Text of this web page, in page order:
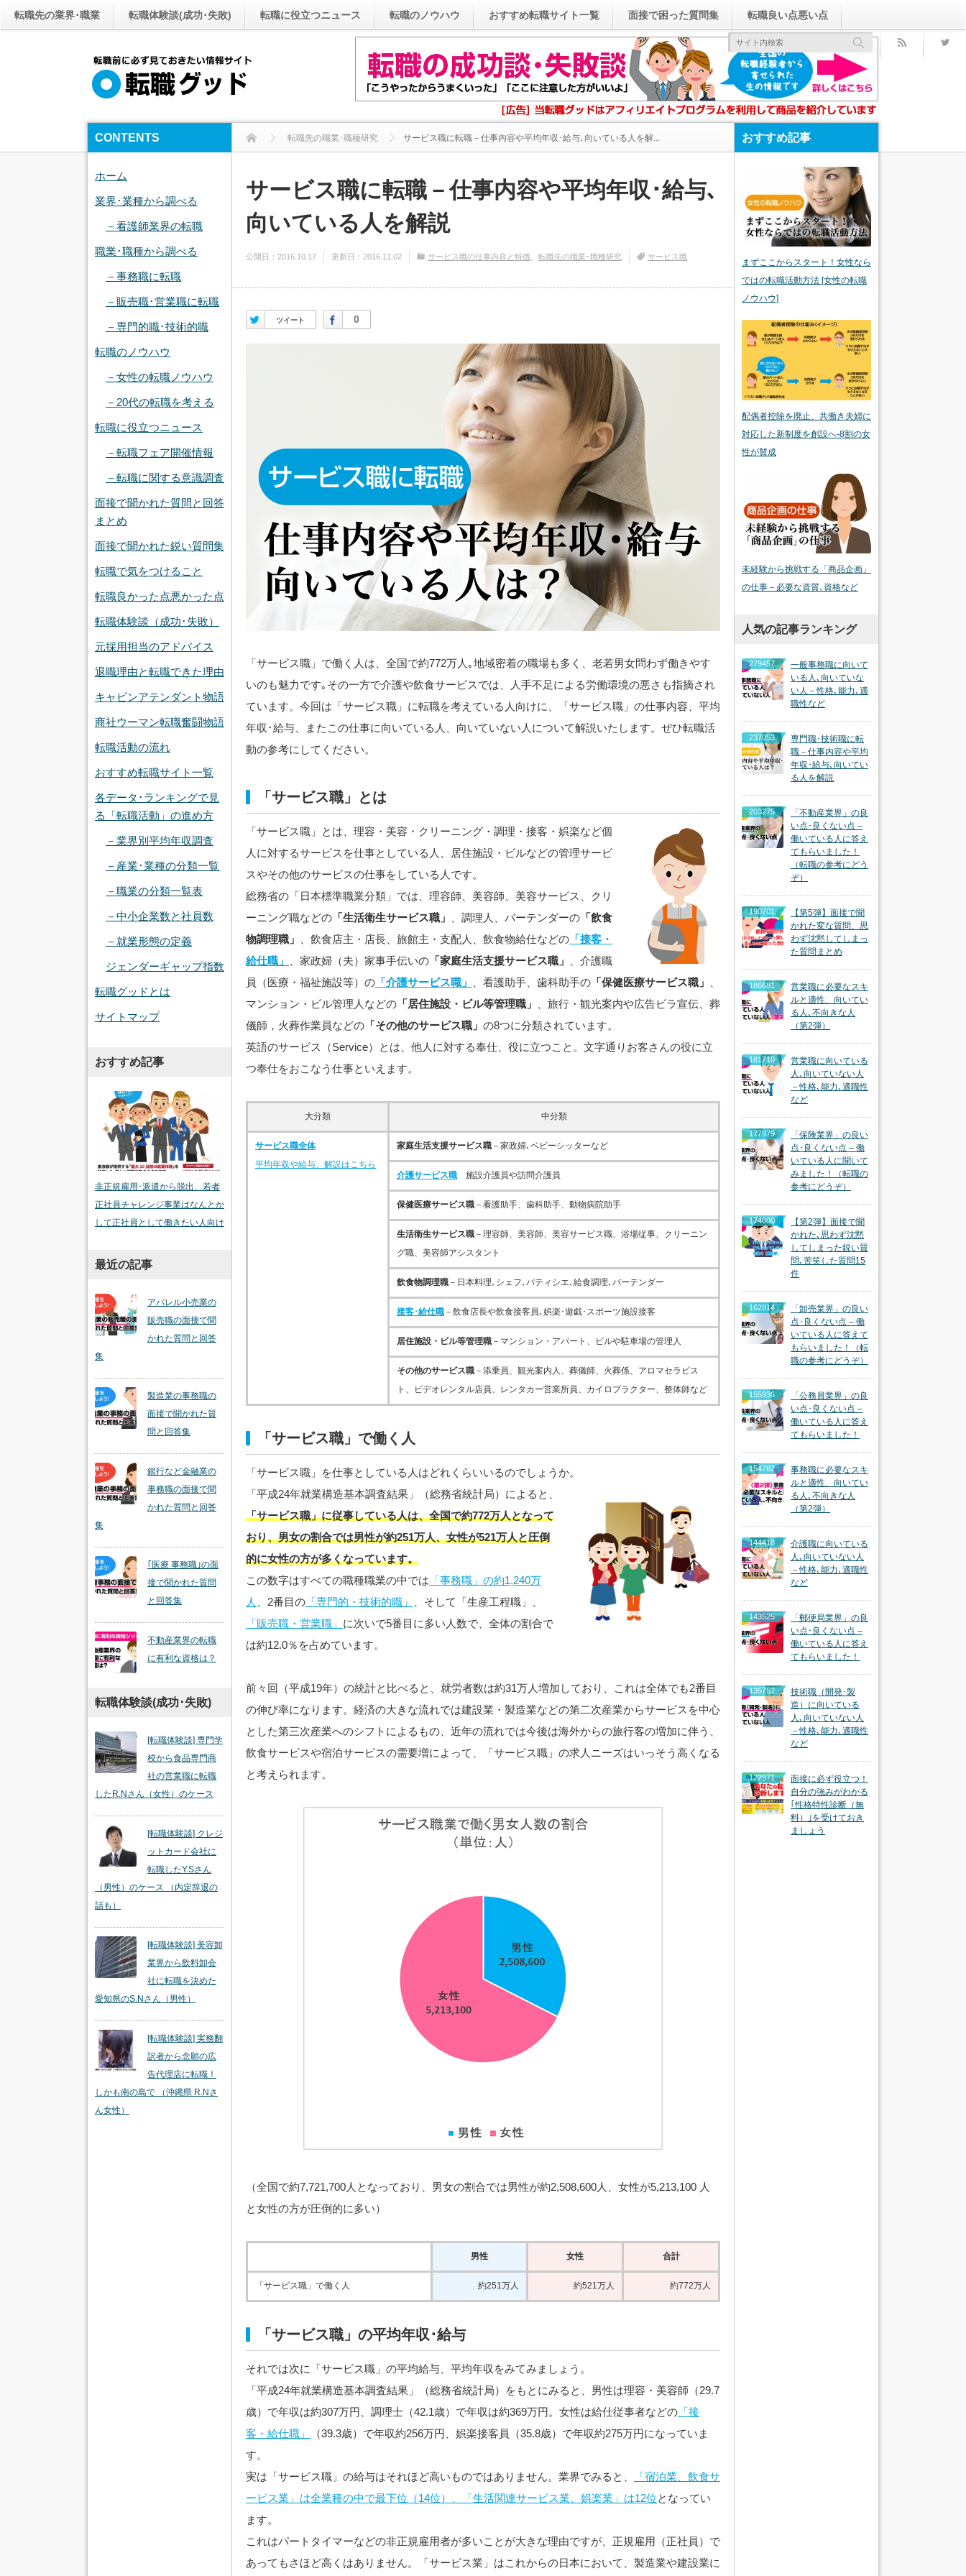
転職先の業界･職業 転職体験談(成功･失敗) 転職に役立つニュース 転職のノウハウ おすすめ転職サイト一覧 面接で困った質問集 転職良い点悪い点
rss
転職先の職業･職種研究 サービス職に転職－仕事内容や平均年収･給与､向いている人を解...
サービス職に転職－仕事内容や平均年収･給与､
向いている人を解説
公開日： 2016.10.17 更新日： 2016.11.02 サービス職の仕事内容と特徴 転職先の職業･職種研究 サービス職
ツイート
Twitter 0
Facebook
「サービス職」で働く人は、全国で約772万人｡地域密着の職場も多く、老若男女問わず働きやす
いのも魅力です｡その一方で介護や飲食サービスでは、人手不足による労働環境の悪さも指摘され
ています。今回は「サービス職」に転職を考えている人向けに、「サービス職」の仕事内容、平均
年収･給与、またこの仕事に向いている人、向いていない人について解説いたします。ぜひ転職活
動の参考にしてください。
「サービス職」とは
「サービス職」とは、理容・美容・クリーニング・調理・接客・娯楽など個
人に対するサービスを仕事としている人、居住施設・ビルなどの管理サービ
スやその他のサービスの仕事をしている人です。
総務省の「日本標準職業分類」では、理容師、美容師、美容サービス、クリ
ーニング職などの 「生活衛生サービス職」 、調理人、バーテンダーの 「飲食
物調理職」
、飲食店主・店長、旅館主・支配人、飲食物給仕などの 「接客・
給仕職」
、家政婦（夫）家事手伝いの 「家庭生活支援サービス職」
、介護職
員（医療・福祉施設等）の 「介護サービス職」 、看護助手、歯科助手の 「保健医療サービス職」
マンション・ビル管理人などの 「居住施設・ビル等管理職」
、旅行・観光案内や広告ビラ宣伝、葬
儀師，火葬作業員などの 「その他のサービス職」 の8つに分類されています。
英語のサービス（Service）とは、他人に対する奉仕、役に立つこと。文字通りお客さんの役に立
つ奉仕をおこなう仕事といえます。
大分類 中分類
サービス職全体
平均年収や給与、解説はこちら
家庭生活支援サービス職 －家政婦､ベビーシッターなど
介護サービス職 施設介護員や訪問介護員
保健医療サービス職 －看護助手、歯科助手、動物病院助手
生活衛生サービス職 －理容師、美容師、美容サービス職、浴場従事、クリーニン
グ職、美容師アシスタント
飲食物調理職 －日本料理､シェフ､パティシエ､給食調理､バーテンダー
接客･給仕職 －飲食店長や飲食接客員､娯楽･遊戯･スポーツ施設接客
居住施設・ビル等管理職 －マンション・アパート、ビルや駐車場の管理人
その他のサービス職 －添乗員、観光案内人、葬儀師、火葬係、アロマセラピス
ト、ビデオレンタル店員、レンタカー営業所員、カイロプラクター、整体師など
「サービス職」で働く人
「サービス職」を仕事としている人はどれくらいいるのでしょうか。
「平成24年就業構造基本調査結果」（総務省統計局）によると、
「サービス職」に従事している人は、全国で約772万人となって
おり、男女の割合では男性が約251万人、女性が521万人と圧倒
的に女性の方が多くなっています。
この数字はすべての職種職業の中では 「事務職」の約1,240万
人
、2番目の 「専門的・技術的職」
、そして「生産工程職」、
「販売職・営業職」 に次いで5番目に多い人数で、全体の割合で
は約12.0％を占めています。
前々回（平成19年）の統計と比べると、就労者数は約31万人増加しており、これは全体でも2番目
の伸び率になります。経済の大きな流れでは建設業・製造業などの第二次産業からサービスを中心
とした第三次産業へのシフトによるもの、近年の流れでは今後は海外からの旅行客の増加に伴う、
飲食サービスや宿泊サービスの需要増によって、「サービス職」の求人ニーズはいっそう高くなる
と考えられます。
（全国で約7,721,700人となっており、男女の割合では男性が約2,508,600人、女性が5,213,100 人
と女性の方が圧倒的に多い）
男性 女性 合計
「サービス職」で働く人 約251万人 約521万人 約772万人
「サービス職」の平均年収･給与
それでは次に「サービス職」の平均給与、平均年収をみてみましょう。
「平成24年就業構造基本調査結果」（総務省統計局）をもとにみると、男性は理容・美容師（29.7
歳）で年収は約307万円、調理士（42.1歳）で年収は約369万円。女性は給仕従事者などの 「接
客・給仕職」
（39.3歳）で年収約256万円、娯楽接客員（35.8歳）で年収約275万円になっていま
す。
実は「サービス職」の給与はそれほど高いものではありません。業界でみると、
「宿泊業、飲食サ
ービス業」は全業種の中で最下位（14位）、「生活関連サービス業、娯楽業」は12位となってい
ます。
これはパートタイマーなどの非正規雇用者が多いことが大きな理由ですが、正規雇用（正社員）で
あってもさほど高くはありません。「サービス業」はこれからの日本において、製造業や建設業に
CONTENTS
ホーム
業界･業種から調べる
－看護師業界の転職
職業･職種から調べる
－事務職に転職
－販売職･営業職に転職
－専門的職･技術的職
転職のノウハウ
－女性の転職ノウハウ
－20代の転職を考える
転職に役立つニュース
－転職フェア開催情報
－転職に関する意識調査
面接で聞かれた質問と回答
まとめ
面接で聞かれた鋭い質問集
転職で気をつけること
転職良かった点悪かった点
転職体験談（成功･失敗）
元採用担当のアドバイス
退職理由と転職できた理由
キャビンアテンダント物語
商社ウーマン転職奮闘物語
転職活動の流れ
おすすめ転職サイト一覧
各データ･ランキングで見
る「転職活動」の進め方
－業界別平均年収調査
－産業･業種の分類一覧
－職業の分類一覧表
－中小企業数と社員数
－就業形態の定義
ジェンダーギャップ指数
転職グッドとは
サイトマップ
おすすめ記事
非正規雇用･派遣から脱出、若者
正社員チャレンジ事業はなんとか
して正社員として働きたい人向け
最近の記事
アパレル小売業の
販売職の面接で聞
かれた質問と回答
集
製造業の事務職の
面接で聞かれた質
問と回答集
銀行など金融業の
事務職の面接で聞
かれた質問と回答
集
｢医療 事務職｣の面
接で聞かれた質問
と回答集
不動産業界の転職
に有利な資格は？
転職体験談(成功･失敗)
[転職体験談] 専門学
校から食品専門商
社の営業職に転職
したR.Nさん（女性）のケース
[転職体験談] クレジ
ットカード会社に
転職したY.Sさん
（男性）のケース （内定辞退の
話も）
[転職体験談] 美容卸
業界から飲料卸会
社に転職を決めた
愛知県のS.Nさん（男性）
[転職体験談] 実務翻
訳者から念願の広
告代理店に転職！
しかも南の島で （沖縄県 R.Nさ
ん女性）
おすすめ記事
まずここからスタート！女性なら
ではの転職活動方法 [女性の転職
ノウハウ]
配偶者控除を廃止、共働き夫婦に
対応した新制度を創設へ-8割の女
性が賛成
未経験から挑戦する「商品企画」
の仕事－必要な資質､資格など
人気の記事ランキング
279457
一般事務職に向いて
いる人､向いていな
い人－性格､能力､適
職性など
237053
専門職･技術職に転
職－仕事内容や平均
年収･給与､向いてい
る人を解説
203275
「不動産業界」の良
い点･良くない点 –
働いている人に答え
てもらいました！
（転職の参考にどう
ぞ）
190701
【第5弾】面接で聞
かれた変な質問、思
わず沈黙してしまっ
た質問まとめ
186681
営業職に必要なスキ
ルと適性、向いてい
る人､不向きな人
（第2弾）
181710
営業職に向いている
人､向いていない人
－性格､能力､適職性
など
177979
「保険業界」の良い
点･良くない点 – 働
いている人に聞いて
みました！（転職の
参考にどうぞ）
174000
【第2弾】面接で聞
かれた､思わず沈黙
してしまった鋭い質
問､苦笑した質問15
件
162814
「卸売業界」の良い
点･良くない点 – 働
いている人に答えて
もらいました！（転
職の参考にどうぞ）
155936
「公務員業界」の良
い点･良くない点 –
働いている人に答え
てもらいました！
154782
事務職に必要なスキ
ルと適性、向いてい
る人､不向きな人
（第2弾）
144418
介護職に向いている
人､向いていない人
－性格､能力､適職性
など
143525
「郵便局業界」の良
い点･良くない点 –
働いている人に答え
てもらいました！
135752
技術職（開発･製
造）に向いている
人､向いていない人
－性格､能力､適職性
など
122971
面接に必ず役立つ！
自分の強みがわかる
｢性格特性診断（無
料）｣を受けておき
ましょう